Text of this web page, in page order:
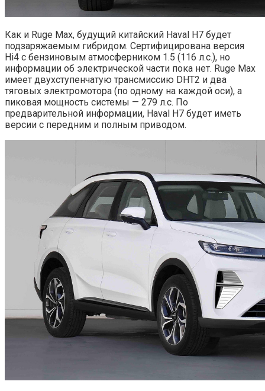
Как и Ruge Max, будущий китайский Haval H7 будет
подзаряжаемым гибридом. Сертифицирована версия
Hi4 с бензиновым атмосферником 1.5 (116 л.с.), но
информации об электрической части пока нет. Ruge Max
имеет двухступенчатую трансмиссию DHT2 и два
тяговых электромотора (по одному на каждой оси), а
пиковая мощность системы — 279 л.с. По
предварительной информации, Haval H7 будет иметь
версии с передним и полным приводом.